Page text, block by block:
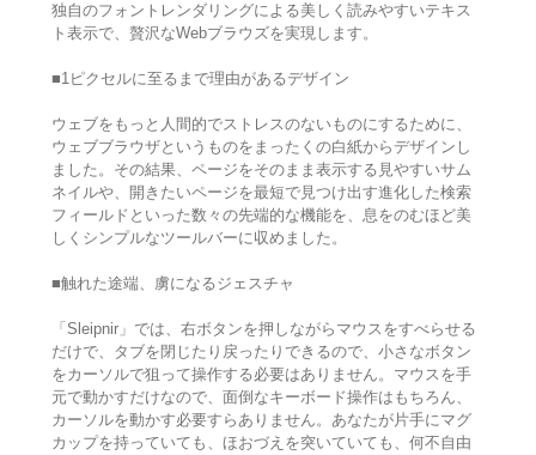
独自のフォントレンダリングによる美しく読みやすいテキス
ト表示で、贅沢なWebブラウズを実現します。
■1ピクセルに至るまで理由があるデザイン
ウェブをもっと人間的でストレスのないものにするために、
ウェブブラウザというものをまったくの白紙からデザインし
ました。その結果、ページをそのまま表示する見やすいサム
ネイルや、開きたいページを最短で見つけ出す進化した検索
フィールドといった数々の先端的な機能を、息をのむほど美
しくシンプルなツールバーに収めました。
■触れた途端、虜になるジェスチャ
「Sleipnir」では、右ボタンを押しながらマウスをすべらせる
だけで、タブを閉じたり戻ったりできるので、小さなボタン
をカーソルで狙って操作する必要はありません。マウスを手
元で動かすだけなので、面倒なキーボード操作はもちろん、
カーソルを動かす必要すらありません。あなたが片手にマグ
カップを持っていても、ほおづえを突いていても、何不自由